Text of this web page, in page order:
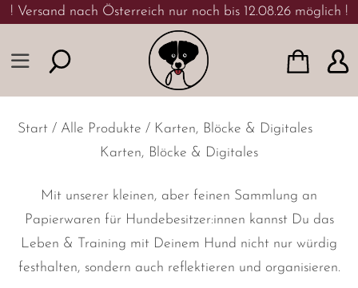
Skip to content
! Versand nach Österreich nur noch bis 12.08.26 möglich !
Start / Alle Produkte / Karten, Blöcke & Digitales
Karten, Blöcke & Digitales
Mit unserer kleinen, aber feinen Sammlung an
Papierwaren für Hundebesitzer:innen kannst Du das
Leben & Training mit Deinem Hund nicht nur würdig
festhalten, sondern auch reflektieren und organisieren.